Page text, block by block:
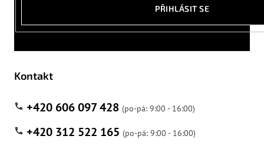
PŘIHLÁSIT SE
Kontakt
+420 606 097 428
+420 312 522 165